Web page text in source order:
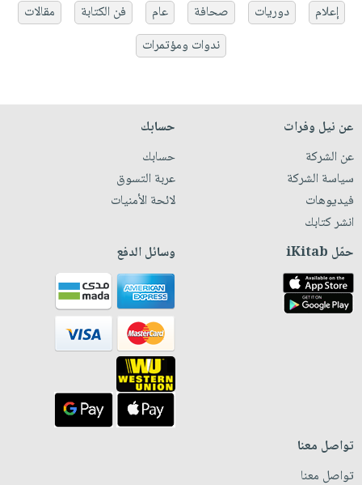
إعلام دوريات صحافة عام فن الكتابة
مقالات
ندوات ومؤتمرات
عن نيل وفرات
عن الشركة
سياسة الشركة
فيديوهات
انشر كتابك
حسابك
حسابك
عربة التسوق
لائحة الأمنيات
حمّل iKitab وسائل الدفع
تواصل معنا
تواصل معنا